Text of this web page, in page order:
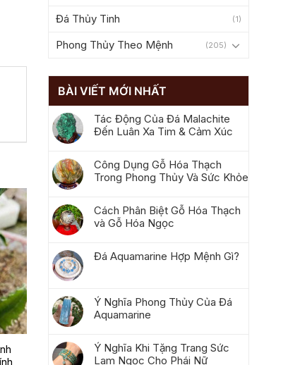
Đá Thủy Tinh (1)
Phong Thủy Theo Mệnh (205)
BÀI VIẾT MỚI NHẤT
Tác Động Của Đá Malachite
Đến Luân Xa Tim & Cảm Xúc
Công Dụng Gỗ Hóa Thạch
Trong Phong Thủy Và Sức Khỏe
Cách Phân Biệt Gỗ Hóa Thạch
và Gỗ Hóa Ngọc
Đá Aquamarine Hợp Mệnh Gì?
Ý Nghĩa Phong Thủy Của Đá
Aquamarine
Ý Nghĩa Khi Tặng Trang Sức
Lam Ngọc Cho Phái Nữ